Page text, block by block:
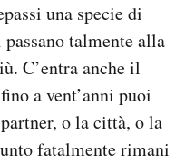
una specie di
talmente alla
C’entra anche il
a vent’anni puoi
o la città, o la
fatalmente rimani